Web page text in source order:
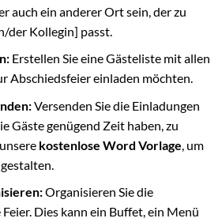
auch ein anderer Ort sein, der zu
der Kollegin] passt.
Erstellen Sie eine Gästeliste mit allen
Abschiedsfeier einladen möchten.
Versenden Sie die Einladungen
Gäste genügend Zeit haben, zu
kostenlose Word Vorlage , um
Organisieren Sie die
Dies kann ein Buffet, ein Menü